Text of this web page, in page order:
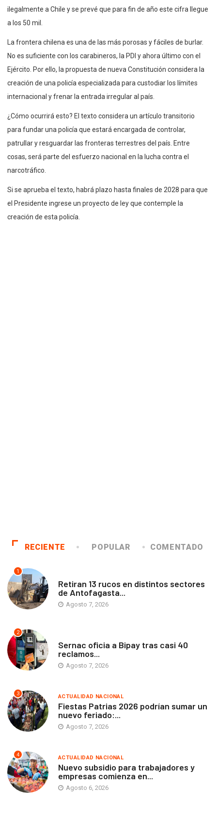
ilegalmente a Chile y se prevé que para fin de año este cifra llegue
a los 50 mil.
La frontera chilena es una de las más porosas y fáciles de burlar.
No es suficiente con los carabineros, la PDI y ahora último con el
Ejército. Por ello, la propuesta de nueva Constitución considera la
creación de una policía especializada para custodiar los límites
internacional y frenar la entrada irregular al país.
¿Cómo ocurrirá esto? El texto considera un artículo transitorio
para fundar una policía que estará encargada de controlar,
patrullar y resguardar las fronteras terrestres del país. Entre
cosas, será parte del esfuerzo nacional en la lucha contra el
narcotráfico.
Si se aprueba el texto, habrá plazo hasta finales de 2028 para que
el Presidente ingrese un proyecto de ley que contemple la
creación de esta policía.
RECIENTE POPULAR COMENTADO
1
Retiran 13 rucos en distintos sectores
de Antofagasta...
Agosto 7, 2026
2
Sernac oficia a Bipay tras casi 40
reclamos...
Agosto 7, 2026
3 ACTUALIDAD NACIONAL
Fiestas Patrias 2026 podrían sumar un
nuevo feriado:...
Agosto 7, 2026
4 ACTUALIDAD NACIONAL
Nuevo subsidio para trabajadores y
empresas comienza en...
Agosto 6, 2026